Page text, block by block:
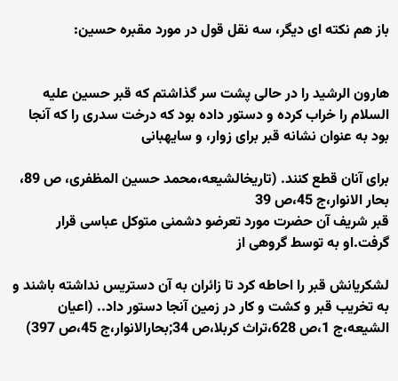
باز هم نکته ای دیگر، سه نقل قول در مورد مقبره حسین:
هارون الرشيد را در حالى پشت سر گذاشتم كه قبر حسين عليه
السلام را خراب كرده و دستور داده بود كه درخت سدرى را كه آنجا
بود به عنوان نشانه قبر براى زوار، و سايه‏بانى
براى آنان قطع كنند. (تاریخ‏الشیعه،محمد حسین المظفری، ص 89،
بحار الانوار،ج 45،ص 39
قبر شريف آن حضرت مورد تعرض‏و دشمنى متوكل عباسى قرار
گرفت.او به توسط گروهى از
لشكريانش قبر را احاطه كرد تا زائران به آن دستريس نداشته باشند و
به تخريب قبر و كشت و كار در زمين آنجا دستور داد.. (اعیان
الشیعه،ج 1،ص 628،تراث کربلا،ص 34;بحارالانوار،ج 45،ص 397)